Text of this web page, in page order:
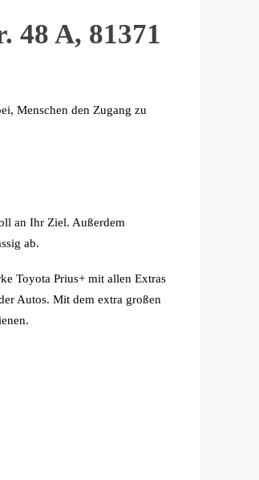
48 A, 81371
Menschen den Zugang zu
an Ihr Ziel. Außerdem
ab.
Toyota Prius+ mit allen Extras
Autos. Mit dem extra großen